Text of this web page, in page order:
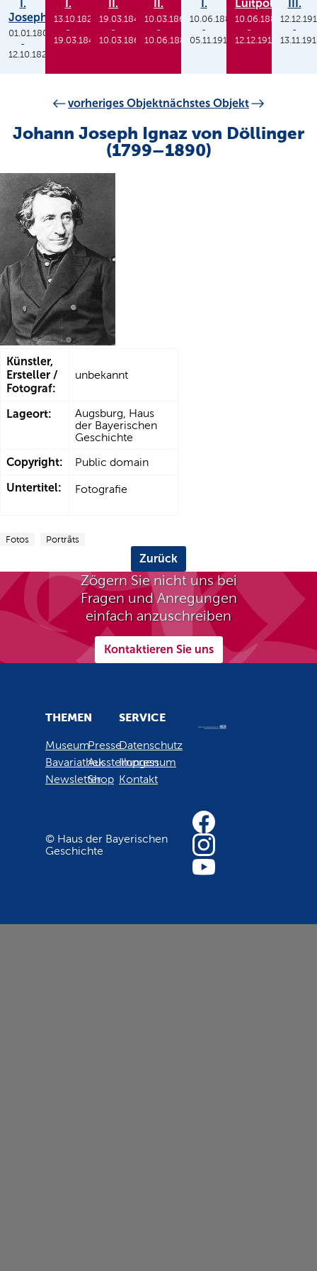
I.
Joseph
01.01.1806
-
12.10.1825
I.
13.10.1825
-
19.03.1848
II.
19.03.1848
-
10.03.1864
II.
10.03.1864
-
10.06.1886
I.
10.06.1886
-
05.11.1913
Luitpold
10.06.1886
-
12.12.1912
III.
-
vorheriges Objektnächstes Objekt
Johann Joseph Ignaz von Döllinger
(1799–1890)
Künstler,
Ersteller /
Fotograf:
unbekannt
Lageort:
Augsburg, Haus
der Bayerischen
Geschichte
Copyright: Public domain
Untertitel: Fotografie
Fotos Porträts
Zurück
Zögern Sie nicht uns bei
Fragen und Anregungen
einfach anzuschreiben
Kontaktieren Sie uns
THEMEN
Museum
Bavariathek
Newsletter
Presse
Ausstellungen
Shop
SERVICE
Datenschutz
Impressum
Kontakt
© Haus der Bayerischen
Geschichte